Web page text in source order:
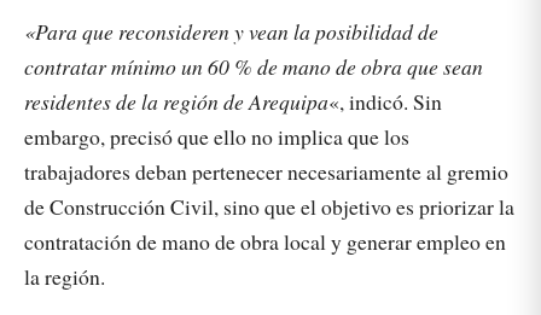
«Para que reconsideren y vean la posibilidad de
contratar mínimo un 60 % de mano de obra que sean
residentes de la región de Arequipa«, indicó. Sin
embargo, precisó que ello no implica que los
trabajadores deban pertenecer necesariamente al gremio
de Construcción Civil, sino que el objetivo es priorizar la
contratación de mano de obra local y generar empleo en
la región.